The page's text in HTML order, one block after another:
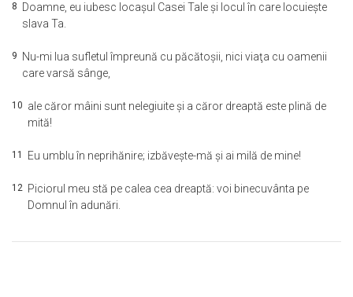
8 Doamne, eu iubesc locaşul Casei Tale şi locul în care locuieşte
slava Ta.
9
Nu-mi lua sufletul împreună cu păcătoşii, nici viaţa cu oamenii
care varsă sânge,
10 ale căror mâini sunt nelegiuite şi a căror dreaptă este plină de
mită!
11 Eu umblu în neprihănire; izbăveşte-mă şi ai milă de mine!
12 Piciorul meu stă pe calea cea dreaptă: voi binecuvânta pe
Domnul în adunări.